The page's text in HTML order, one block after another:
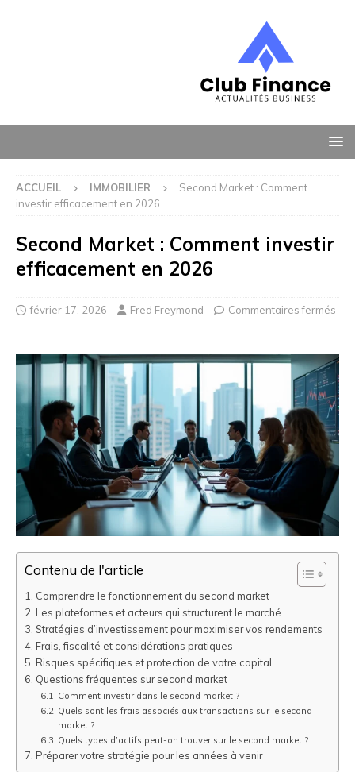
ACCUEIL IMMOBILIER
Second Market : Comment
investir efficacement en 2026
Second Market : Comment investir
efficacement en 2026
février 17, 2026 Fred Freymond Commentaires fermés
Contenu de l'article
Comprendre le fonctionnement du second market
Les plateformes et acteurs qui structurent le marché
Stratégies d’investissement pour maximiser vos rendements
Frais, fiscalité et considérations pratiques
Risques spécifiques et protection de votre capital
Questions fréquentes sur second market
Comment investir dans le second market ?
Quels sont les frais associés aux transactions sur le second
market ?
Quels types d’actifs peut-on trouver sur le second market ?
Préparer votre stratégie pour les années à venir